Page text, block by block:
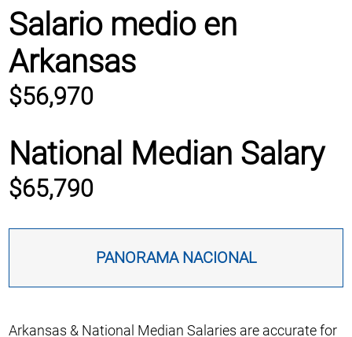
Salario medio en
Arkansas
$56,970
National Median Salary
$65,790
PANORAMA NACIONAL
Arkansas & National Median Salaries are accurate for